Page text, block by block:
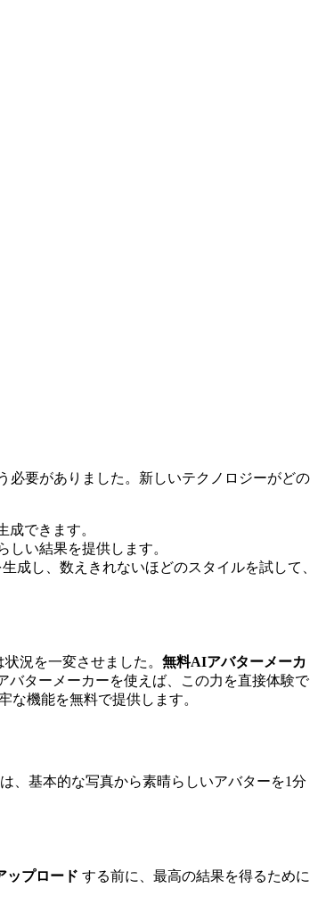
必要がありました。新しいテクノロジーがどの
できます。
しい結果を提供します。
成し、数えきれないほどのスタイルを試して、
況を一変させました。 無料AIアバターメーカ
ターメーカーを使えば、この力を直接体験で
な機能を無料で提供します。
、基本的な写真から素晴らしいアバターを1分
ップロード する前に、最高の結果を得るために